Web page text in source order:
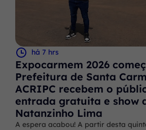
há 7 hrs
Expocarmem 2026
Prefeitura de Santa
ACRIPC recebem o
entrada gratuita e show
Natanzinho Lima
A espera acabou! A partir desta